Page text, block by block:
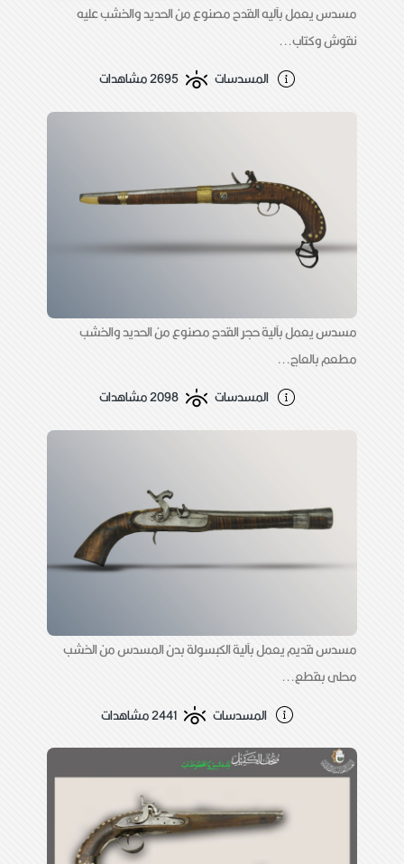
مسدس يعمل بآليه القدح مصنوع من الحديد والخشب عليه
نقوش وكتاب...
المسدسات
2695 مشاهدات
مسدس يعمل بآلية حجر القدح مصنوع من الحديد والخشب
مطعم بالعاج...
المسدسات
2098 مشاهدات
مسدس قديم يعمل بآلية الكبسولة بدن المسدس من الخشب
محلى بقطع...
المسدسات
2441 مشاهدات